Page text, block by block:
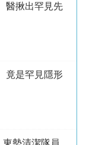
醫揪出罕見先
竟是罕見隱形
勢清潔隊員